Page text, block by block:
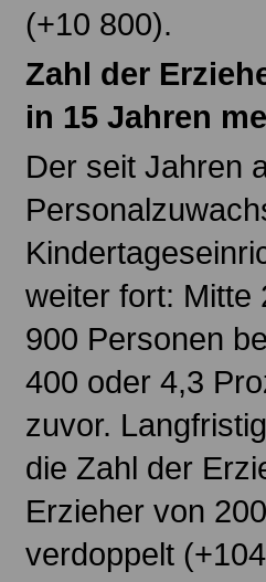
(+10 800).
Zahl der
in 15 Jahren
Der seit Jahren
weiter fort: Mitte
900 Personen
400 oder 4,3
zuvor.
die Zahl der
Erzieher von
verdoppelt